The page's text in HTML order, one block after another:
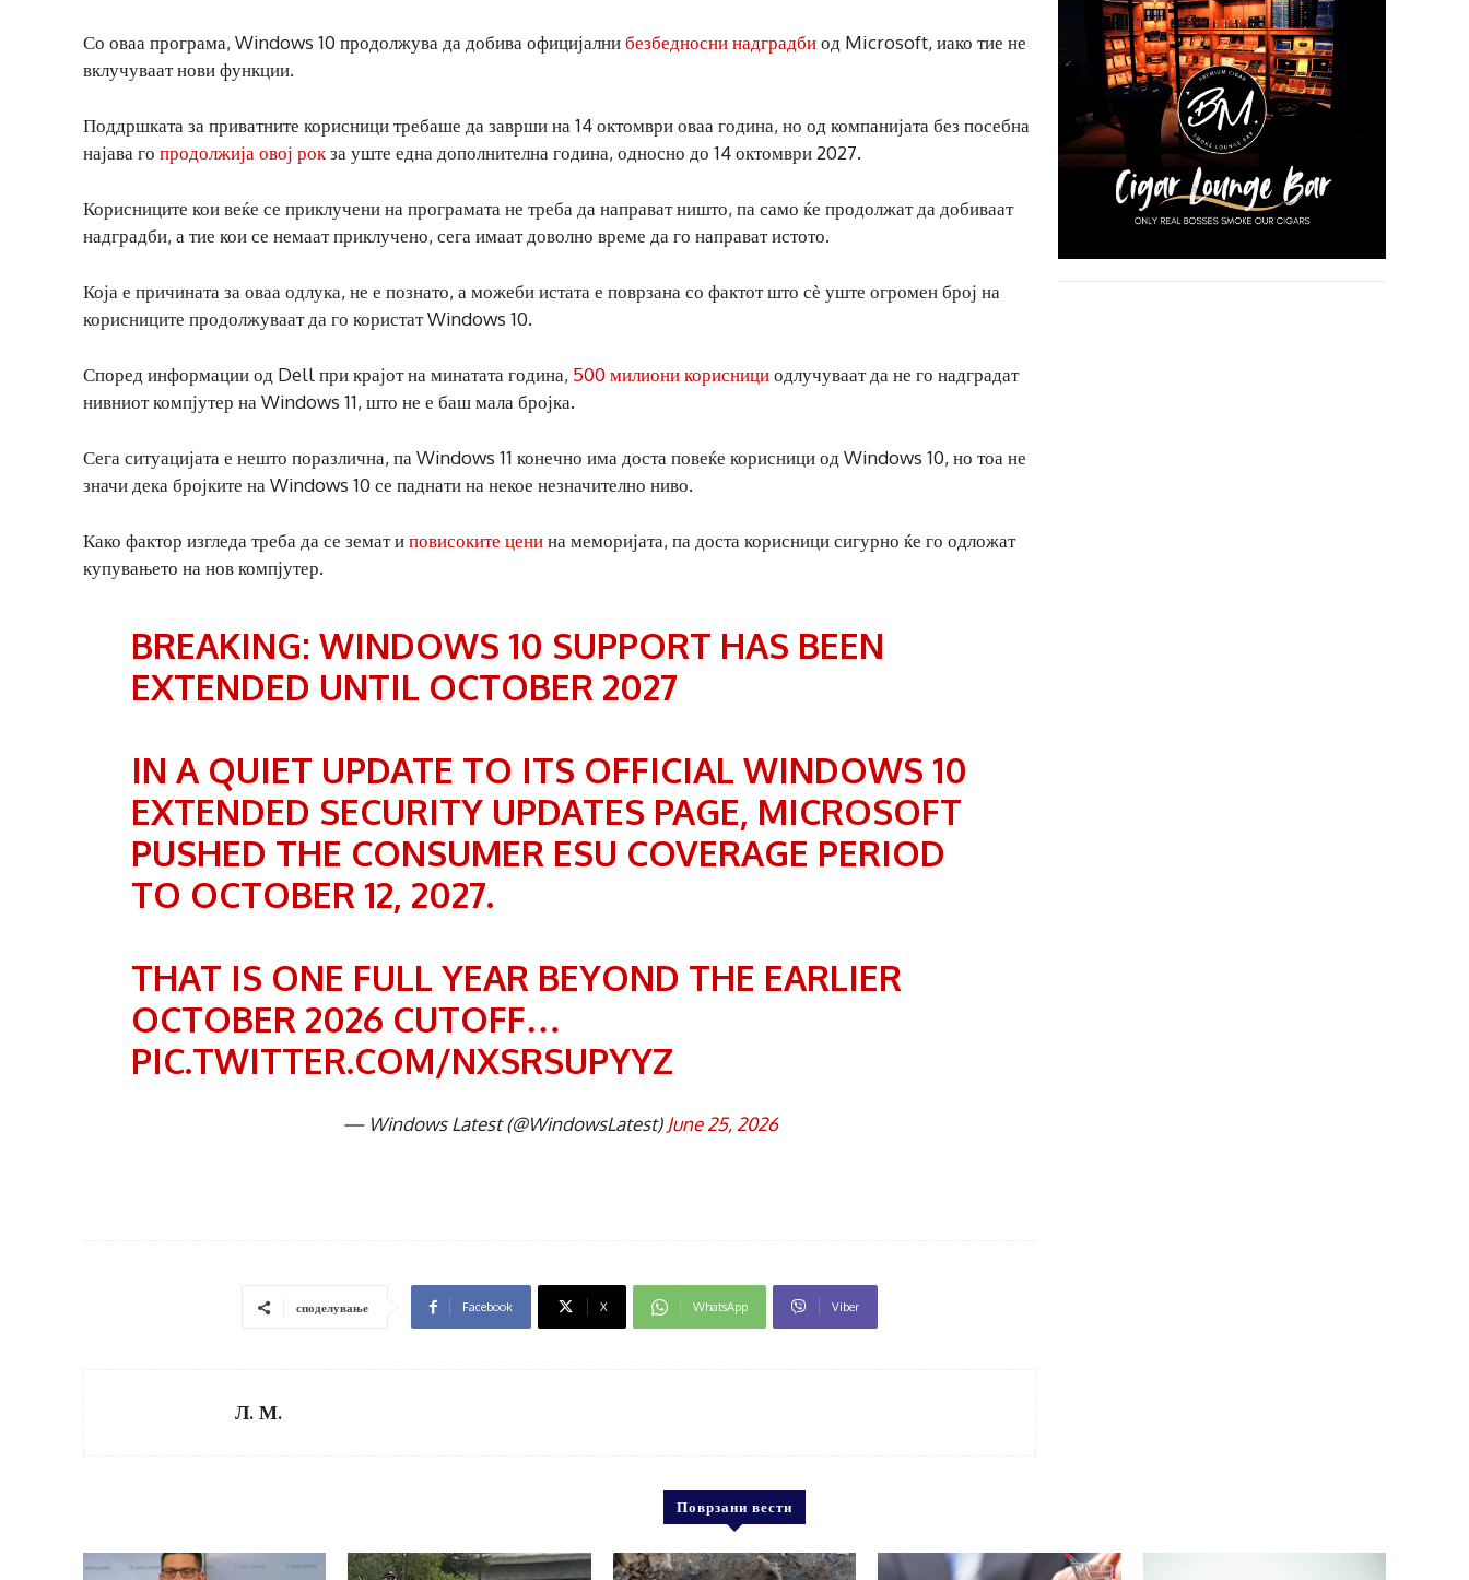
Со оваа програма, Windows 10 продолжува да добива официјалнибезбедносни надградбиод Microsoft, иако тие не
вклучуваат нови функции.
Поддршката за приватните корисници требаше да заврши на 14 октомври оваа година, но од компанијата без посебна
најава го продолжија овој рокза уште една дополнителна година, односно до 14 октомври 2027.
Корисниците кои веќе се приклучени на програмата не треба да направат ништо, па само ќе продолжат да добиваат
надградби, а тие кои се немаат приклучено, сега имаат доволно време да го направат истото.
Која е причината за оваа одлука, не е познато, а можеби истата е поврзана со фактот што сѐ уште огромен број на
корисниците продолжуваат да го користат Windows 10.
Според информации од Dell при крајот на минатата година, 500 милиони кориснициодлучуваат да не го надградат
нивниот компјутер на Windows 11, што не е баш мала бројка.
Сега ситуацијата е нешто поразлична, па Windows 11 конечно има доста повеќе корисници од Windows 10, но тоа не
значи дека бројките на Windows 10 се паднати на некое незначително ниво.
Како фактор изгледа треба да се земат иповисоките ценина меморијата, па доста корисници сигурно ќе го одложат
купувањето на нов компјутер.
BREAKING: WINDOWS 10 SUPPORT HAS BEEN
EXTENDED UNTIL OCTOBER 2027
IN A QUIET UPDATE TO ITS OFFICIAL WINDOWS 10
EXTENDED SECURITY UPDATES PAGE, MICROSOFT
PUSHED THE CONSUMER ESU COVERAGE PERIOD
TO OCTOBER 12, 2027.
THAT IS ONE FULL YEAR BEYOND THE EARLIER
OCTOBER 2026 CUTOFF…
PIC.TWITTER.COM/NXSRSUPYYZ
— Windows Latest (@WindowsLatest)June 25, 2026
споделување Facebook X WhatsApp Viber
Л. М.
Поврзани вести